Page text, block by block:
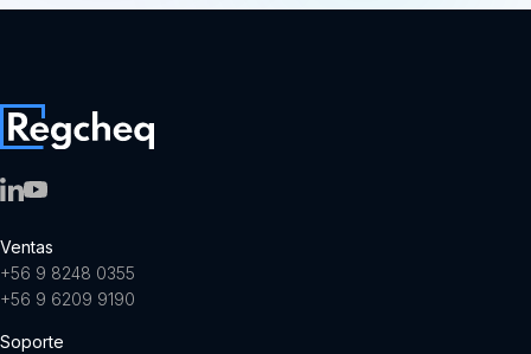
Ventas
+56 9 8248 0355
+56 9 6209 9190
Soporte